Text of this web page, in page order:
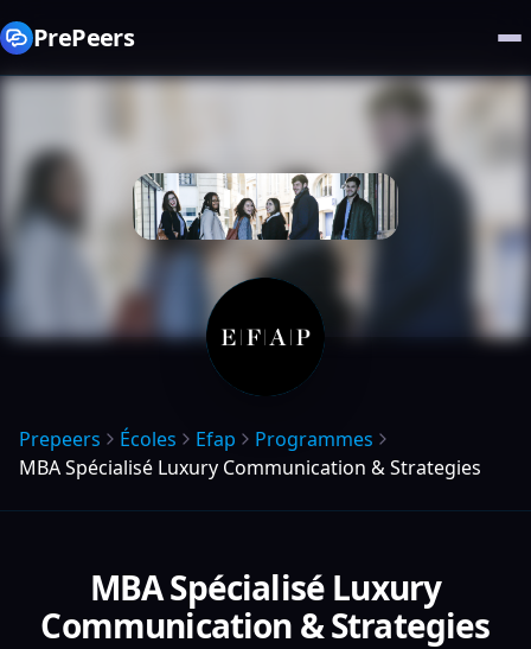
PrePeers
Prepeers Écoles Efap
Programmes
MBA Spécialisé Luxury Communication & Strategies
MBA Spécialisé Luxury
Communication & Strategies